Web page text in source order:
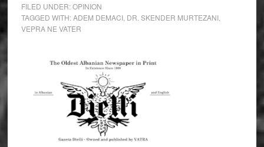
FILED UNDER:OPINION
TAGGED WITH:ADEM DEMACI, DR. SKENDER MURTEZANI,
VEPRA NE VATER